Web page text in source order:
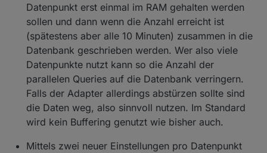
Datenpunkt erst einmal im RAM gehalten werden
sollen und dann wenn die Anzahl erreicht ist
(spätestens aber alle 10 Minuten) zusammen in die
Datenbank geschrieben werden. Wer also viele
Datenpunkte nutzt kann so die Anzahl der
parallelen Queries auf die Datenbank verringern.
Falls der Adapter allerdings abstürzen sollte sind
die Daten weg, also sinnvoll nutzen. Im Standard
wird kein Buffering genutzt wie bisher auch.
Mittels zwei neuer Einstellungen pro Datenpunkt